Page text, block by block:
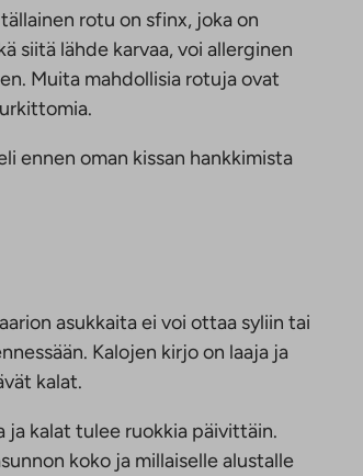
rotu on sfinx, joka on
siitä lähde karvaa, voi allerginen
Muita mahdollisia rotuja ovat
ennen oman kissan hankkimista
asukkaita ei voi ottaa syliin tai
Kalojen kirjo on laaja ja
kalat.
kalat tulee ruokkia päivittäin.
koko ja millaiselle alustalle